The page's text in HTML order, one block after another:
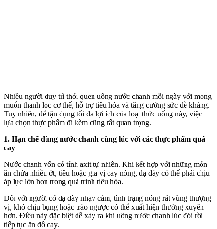
Nhiều người duy trì thói quen uống nước chanh mỗi ngày với mong
muốn thanh lọc c‌ơ th‌ể, hỗ trợ tiêu hóa và tăng cường sức đề kháng.
Tuy nhiên, để tận dụng tối đa lợi ích của loại thức uống này, việc
lựa chọn thực phẩm đi kèm cũng rất quan trọng.
1. Hạn chế dùng nước chanh cùng lúc với các thực phẩm quá
cay
Nước chanh vốn có tính axit tự nhiên. Khi kết hợp với những món
ăn chứa nhiều ớt, tiêu hoặc gia vị cay nóng, dạ dày có thể phải chịu
áp lực lớn hơn trong quá trình tiêu hóa.
Đối với người có dạ dày nhạ‌y cả‌m, tình trạng nóng rát vùng thượng
vị, khó chịu bụng hoặc trào ngược có thể xuất hiện thường xuyên
hơn. Điều này đặc biệt dễ xảy ra khi uống nước chanh lúc đói rồi
tiếp tục ăn đồ cay.